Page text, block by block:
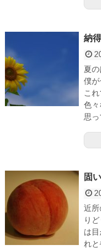
納
夏の
僕が
こ
色々
思
固
近所
り
は
れ